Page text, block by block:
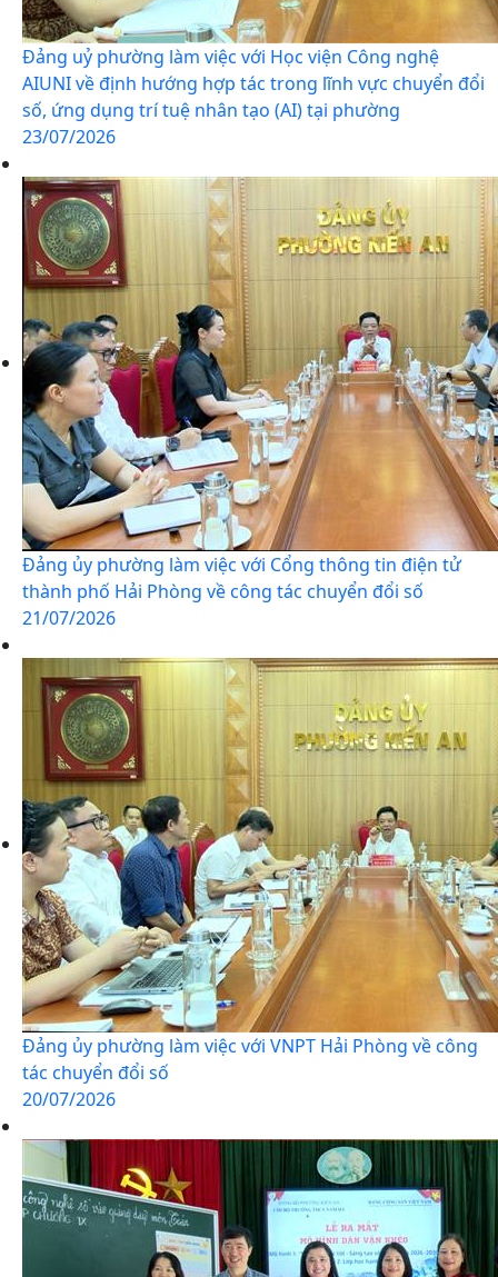
Đảng uỷ phường làm việc với Học viện Công nghệ
AIUNI về định hướng hợp tác trong lĩnh vực chuyển đổi
số, ứng dụng trí tuệ nhân tạo (AI) tại phường
23/07/2026
Đảng ủy phường làm việc với Cổng thông tin điện tử
thành phố Hải Phòng về công tác chuyển đổi số
21/07/2026
Đảng ủy phường làm việc với VNPT Hải Phòng về công
tác chuyển đổi số
20/07/2026